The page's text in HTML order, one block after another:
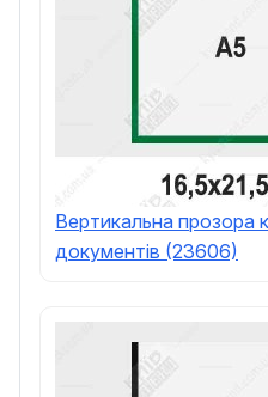
Вертикальна прозора
документів (23606)